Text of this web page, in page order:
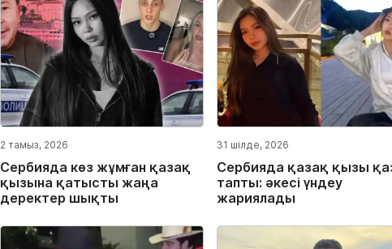
2 тамыз, 2026
Сербияда көз жұмған қазақ
қызына қатысты жаңа
деректер шықты
31 шілде, 2026
Сербияда қазақ қызы
тапты: әкесі үндеу
жариялады